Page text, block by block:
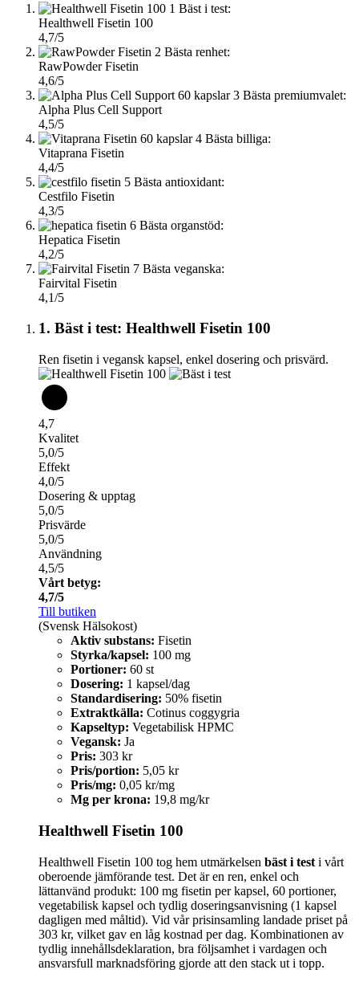
1 Bäst i test:
Healthwell Fisetin 100
4,7/5
2 Bästa renhet:
RawPowder Fisetin
4,6/5
3 Bästa premiumvalet:
Alpha Plus Cell Support
4,5/5
4 Bästa billiga:
Vitaprana Fisetin
4,4/5
5 Bästa antioxidant:
Cestfilo Fisetin
4,3/5
6 Bästa organstöd:
Hepatica Fisetin
4,2/5
7 Bästa veganska:
Fairvital Fisetin
4,1/5
1. Bäst i test: Healthwell Fisetin 100
Ren fisetin i vegansk kapsel, enkel dosering och prisvärd.
4,7
Kvalitet
5,0/5
Effekt
4,0/5
Dosering & upptag
5,0/5
Prisvärde
5,0/5
Användning
4,5/5
Vårt betyg:
4,7/5
Till butiken
(Svensk Hälsokost)
Aktiv substans: Fisetin
Styrka/kapsel: 100 mg
Portioner: 60 st
Dosering: 1 kapsel/dag
Standardisering: 50% fisetin
Extraktkälla: Cotinus coggygria
Kapseltyp: Vegetabilisk HPMC
Vegansk: Ja
Pris: 303 kr
Pris/portion: 5,05 kr
Pris/mg: 0,05 kr/mg
Mg per krona: 19,8 mg/kr
Healthwell Fisetin 100
Healthwell Fisetin 100 tog hem utmärkelsen bäst i test i vårt
oberoende jämförande test. Det är en ren, enkel och
lättanvänd produkt: 100 mg fisetin per kapsel, 60 portioner,
vegetabilisk kapsel och tydlig doseringsanvisning (1 kapsel
dagligen med måltid). Vid vår prisinsamling landade priset på
303 kr, vilket gav en låg kostnad per dag. Kombinationen av
tydlig innehållsdeklaration, bra följsamhet i vardagen och
ansvarsfull marknadsföring gjorde att den stack ut i topp.